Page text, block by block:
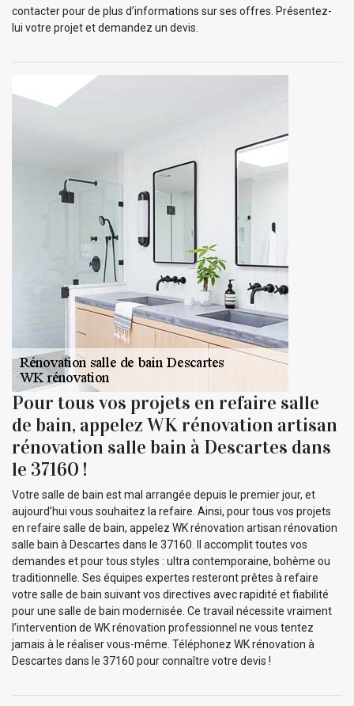
contacter pour de plus d’informations sur ses offres. Présentez-
lui votre projet et demandez un devis.
Pour tous vos projets en refaire salle
de bain, appelez WK rénovation artisan
rénovation salle bain à Descartes dans
le 37160 !
Votre salle de bain est mal arrangée depuis le premier jour, et
aujourd’hui vous souhaitez la refaire. Ainsi, pour tous vos projets
en refaire salle de bain, appelez WK rénovation artisan rénovation
salle bain à Descartes dans le 37160. Il accomplit toutes vos
demandes et pour tous styles : ultra contemporaine, bohème ou
traditionnelle. Ses équipes expertes resteront prêtes à refaire
votre salle de bain suivant vos directives avec rapidité et fiabilité
pour une salle de bain modernisée. Ce travail nécessite vraiment
l’intervention de WK rénovation professionnel ne vous tentez
jamais à le réaliser vous-même. Téléphonez WK rénovation à
Descartes dans le 37160 pour connaître votre devis !